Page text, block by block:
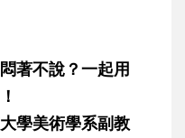
著不說？一起用
學美術學系副教